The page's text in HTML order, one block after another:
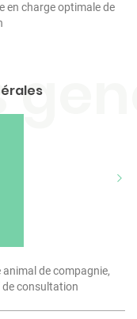
en charge optimale de
de compagnie,
consultation